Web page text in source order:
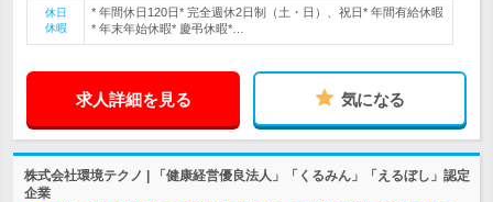
休日
休暇
* 年間休日120日* 完全週休2日制（土・日）、祝日* 年間有給休暇
* 年末年始休暇* 慶弔休暇*…
求人詳細を見る 気になる
株式会社環境テクノ | 「健康経営優良法人」「くるみん」「えるぼし」認定
企業